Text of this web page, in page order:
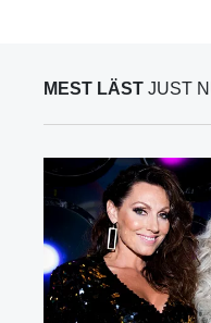
MEST LÄST JUST